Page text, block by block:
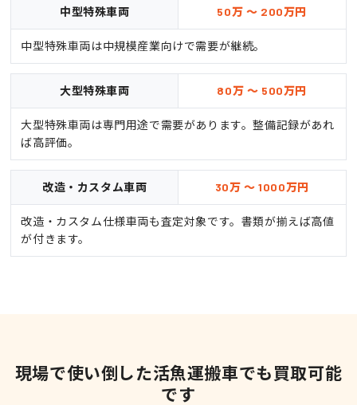
中型特殊車両
中型特殊車両は中規模産業向けで需要が継続。
50万 ～ 200万円
大型特殊車両
大型特殊車両は専門用途で需要があります。整備記録があれ
ば高評価。
80万 ～ 500万円
改造・カスタム車両
改造・カスタム仕様車両も査定対象です。書類が揃えば高値
が付きます。
30万 ～ 1000万円
現場で使い倒した活魚運搬車でも買取可能
です